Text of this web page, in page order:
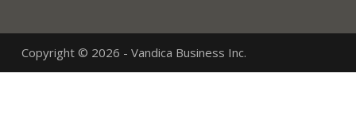
Copyright © 2026 - Vandica Business Inc.